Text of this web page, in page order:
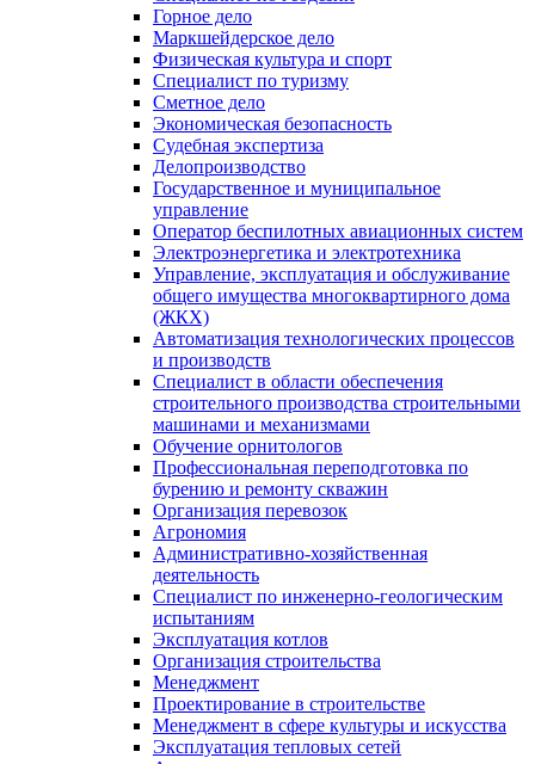
Горное дело
Маркшейдерское дело
Физическая культура и спорт
Специалист по туризму
Сметное дело
Экономическая безопасность
Судебная экспертиза
Делопроизводство
Государственное и муниципальное
управление
Оператор беспилотных авиационных систем
Электроэнергетика и электротехника
Управление, эксплуатация и обслуживание
общего имущества многоквартирного дома
(ЖКХ)
Автоматизация технологических процессов
и производств
Специалист в области обеспечения
строительного производства строительными
машинами и механизмами
Обучение орнитологов
Профессиональная переподготовка по
бурению и ремонту скважин
Организация перевозок
Агрономия
Административно-хозяйственная
деятельность
Специалист по инженерно-геологическим
испытаниям
Эксплуатация котлов
Организация строительства
Менеджмент
Проектирование в строительстве
Менеджмент в сфере культуры и искусства
Эксплуатация тепловых сетей